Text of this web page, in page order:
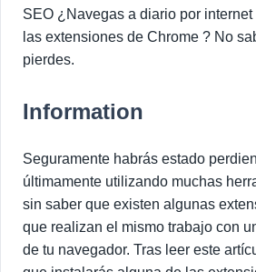
SEO ¿Navegas a diario por
las extensiones de Chrome ? No
pierdes.
Information
Seguramente habrás estado
últimamente utilizando muchas
sin saber que existen algunas
que realizan el mismo trabajo con
de tu navegador. Tras leer este